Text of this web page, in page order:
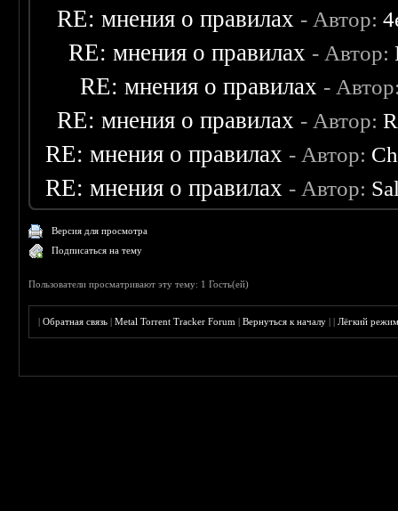
RE: мнения о правилах - Автор:
RE: мнения о правилах - Автор:
RE: мнения о правилах -
RE: мнения о правилах - Автор:
RE: мнения о правилах - Автор:
RE: мнения о правилах - Автор:
Версия для просмотра
Подписаться на тему
Пользователи просматривают эту тему: 1 Гость(ей)
|Обратная связь |Metal Torrent Tracker Forum |Вернуться к началу ||Лёгкий